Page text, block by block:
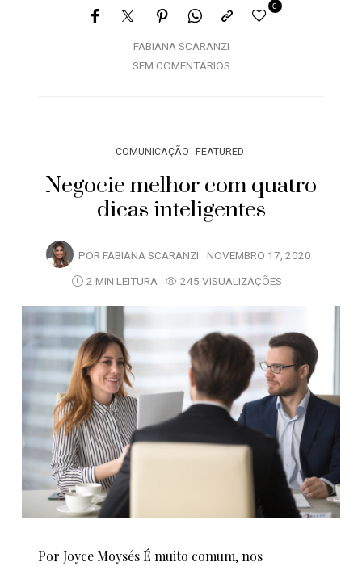
FABIANA SCARANZI
0
SEM COMENTÁRIOS
COMUNICAÇÃO FEATURED
Negocie melhor com quatro
dicas inteligentes
POR FABIANA SCARANZI NOVEMBRO 17, 2020
2 MIN LEITURA
245 VISUALIZAÇÕES
Por Joyce Moysés É muito comum, nos